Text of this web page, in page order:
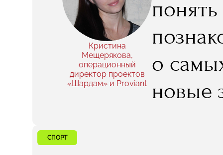
сразу
Кристина
Мещерякова,
операционный
директор проектов
«Шардам» и Proviant
о
новые
СПОРТ